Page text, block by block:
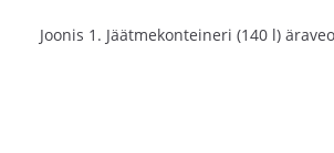
Joonis 1. Jäätmekonteineri (140 l)